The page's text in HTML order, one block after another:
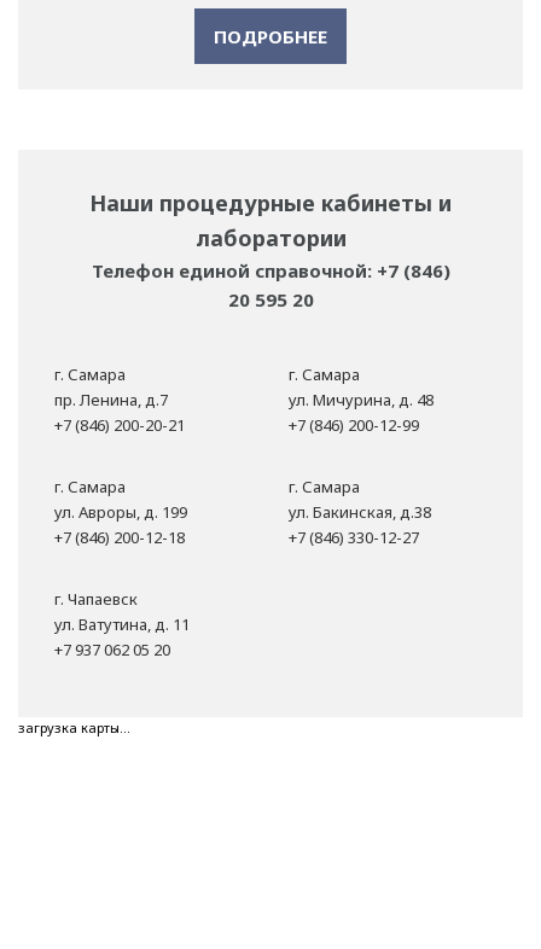
ПОДРОБНЕЕ
Наши процедурные кабинеты и
лаборатории
Телефон единой справочной: +7 (846)
20 595 20
г. Самара
пр. Ленина, д.7
+7 (846) 200-20-21
г. Самара
ул. Мичурина, д. 48
+7 (846) 200-12-99
г. Самара
ул. Авроры, д. 199
+7 (846) 200-12-18
г. Самара
ул. Бакинская, д.38
+7 (846) 330-12-27
г. Чапаевск
ул. Ватутина, д. 11
+7 937 062 05 20
загрузка карты...